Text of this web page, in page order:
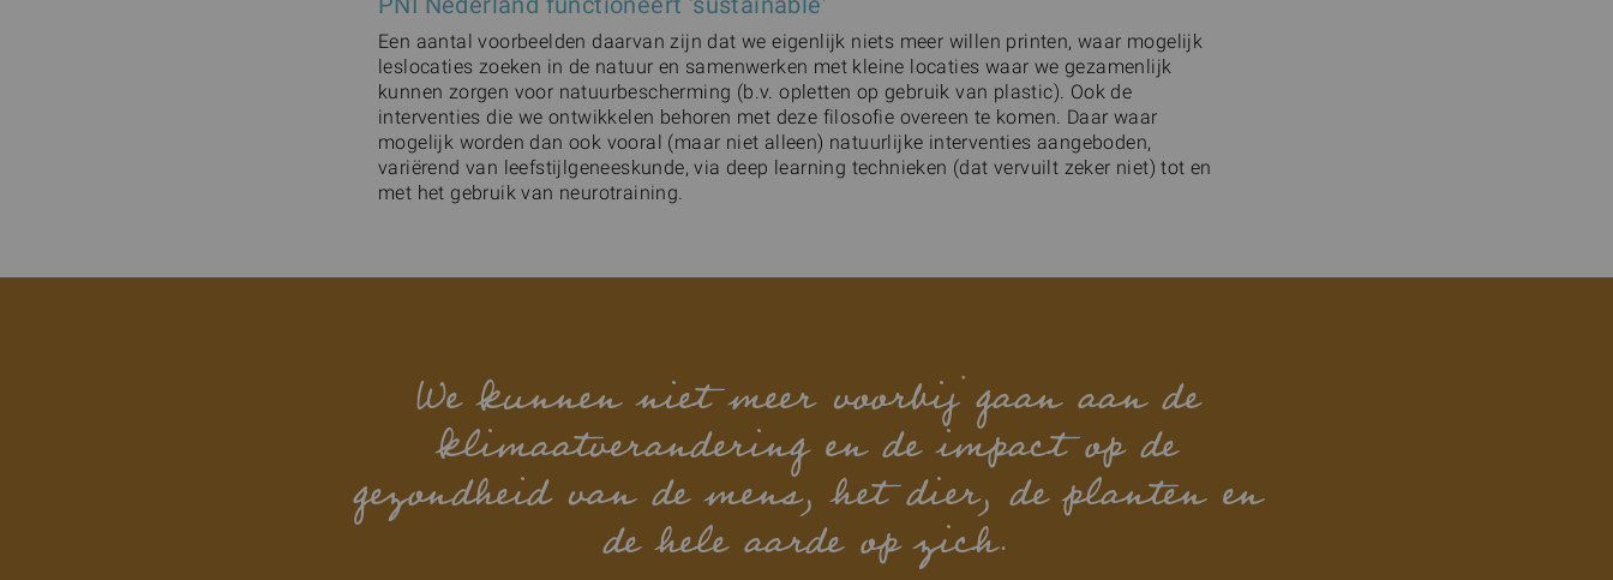
Een aantal voorbeelden daarvan zijn dat we eigenlijk niets meer willen printen, waar mogelijk
leslocaties zoeken in de natuur en samenwerken met kleine locaties waar we gezamenlijk
kunnen zorgen voor natuurbescherming (b.v. opletten op gebruik van plastic). Ook de
interventies die we ontwikkelen behoren met deze filosofie overeen te komen. Daar waar
mogelijk worden dan ook vooral (maar niet alleen) natuurlijke interventies aangeboden,
variërend van leefstijlgeneeskunde, via deep learning technieken (dat vervuilt zeker niet) tot en
met het gebruik van neurotraining.
We kunnen niet meer voorbij gaan aan de
klimaatverandering en de impact op de
gezondheid van de mens, het dier, de planten en
de hele aarde op zich.